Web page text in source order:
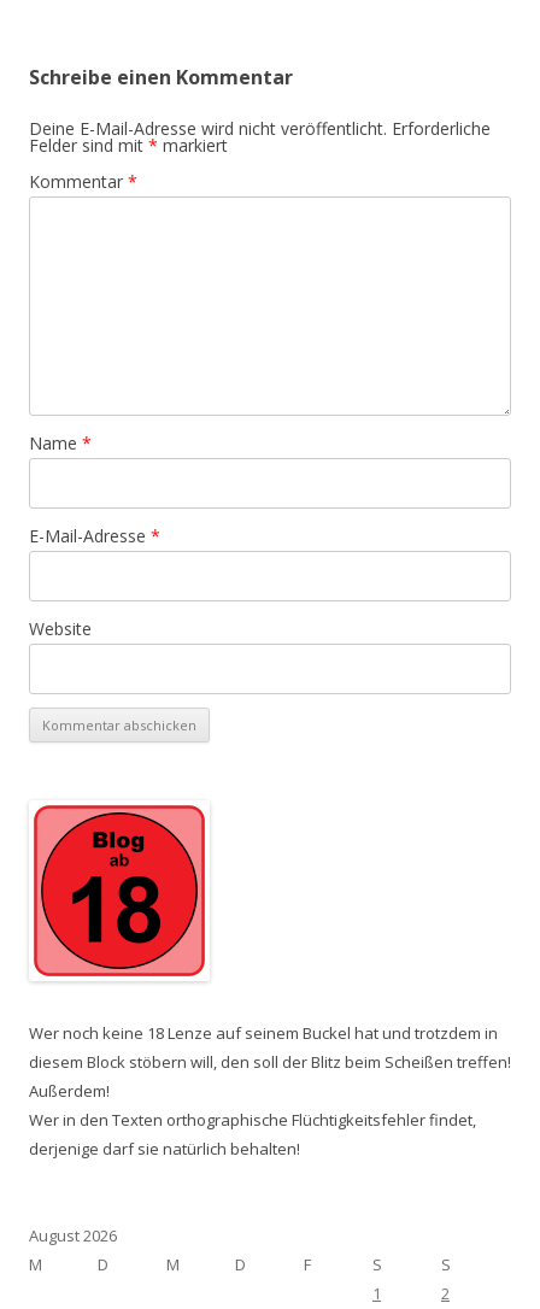
Schreibe einen Kommentar
Deine E-Mail-Adresse wird nicht veröffentlicht. Erforderliche
Felder sind mit * markiert
Kommentar *
Name *
E-Mail-Adresse *
Website
Wer noch keine 18 Lenze auf seinem Buckel hat und trotzdem in
diesem Block stöbern will, den soll der Blitz beim Scheißen treffen!
Außerdem!
Wer in den Texten orthographische Flüchtigkeitsfehler findet,
derjenige darf sie natürlich behalten!
August 2026
M
D M D F S
S
1
2